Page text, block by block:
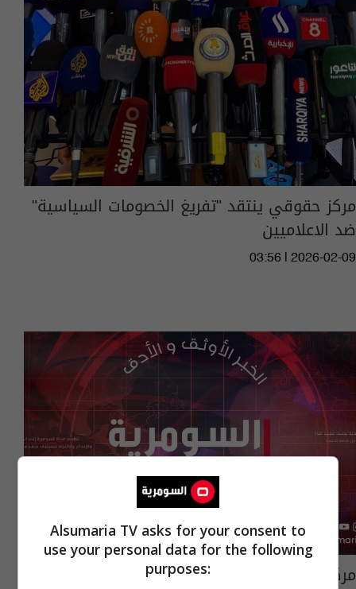
مركز حقوقي ينتقد "تفريغ الخصومات السياسية"
ضد الاعلاميين
03:56 | 2026-02-09
مركز النخيل يستنكر الاعتداء على كادر قناة
Alsumaria TV asks for your consent to
use your personal data for the following
purposes: